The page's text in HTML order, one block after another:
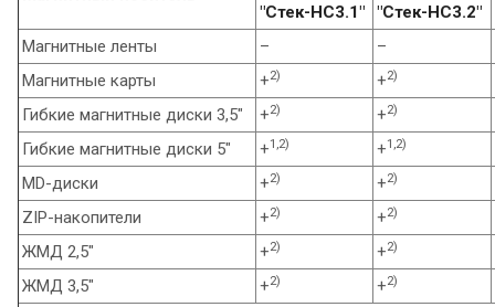
"Стек-НС3.1"
"Стек-НС3.2"
Магнитные ленты
–
–
Магнитные карты
+2) +2)
Гибкие магнитные диски 3,5" +2) +2)
Гибкие магнитные диски 5" +1,2) +1,2)
MD-диски +2) +2)
ZIP-накопители +2) +2)
ЖМД 2,5" +2) +2)
ЖМД 3,5" +2) +2)